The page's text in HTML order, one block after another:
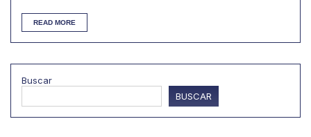
READ MORE
Buscar
BUSCAR